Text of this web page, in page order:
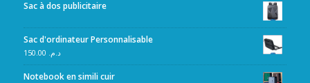
Sac à dos publicitaire
Sac d'ordinateur Personnalisable
د.م.
Notebook en simili cuir